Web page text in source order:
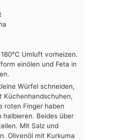
Umluft vorheizen.
einölen und Feta in
Würfel schneiden,
Küchenhandschuhen,
roten Finger haben
halbieren. Beides über
Mit Salz und
Olivenöl mit Kurkuma